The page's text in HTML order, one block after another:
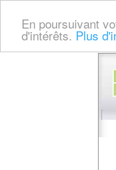
En poursuivant
d'intérêts. Plus